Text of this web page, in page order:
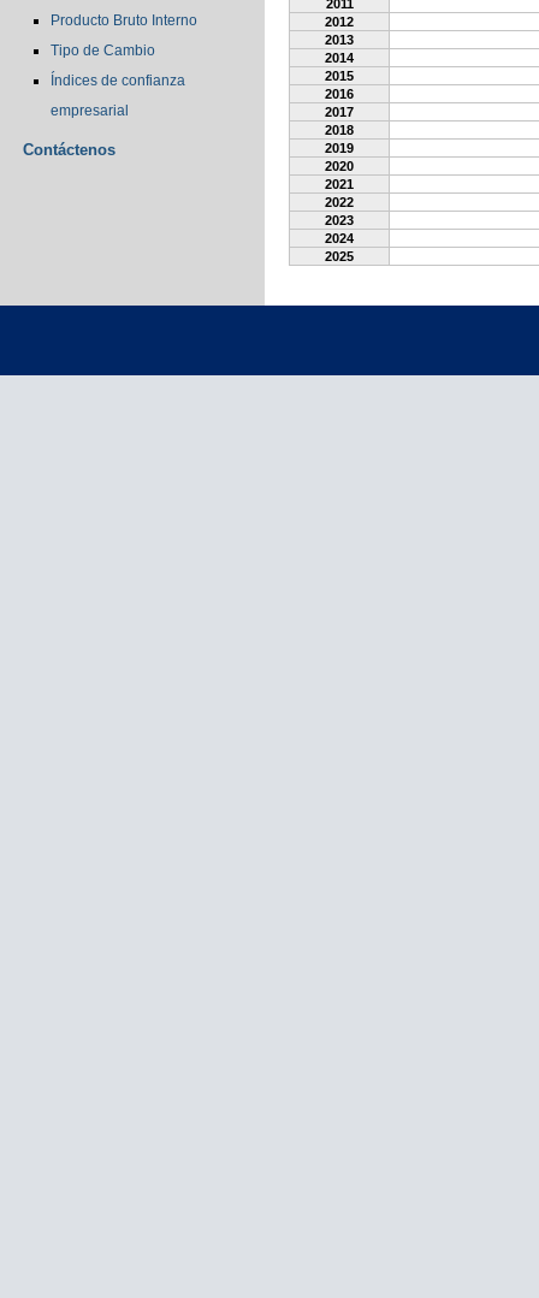
Producto Bruto Interno
Tipo de Cambio
Índices de confianza
empresarial
Contáctenos
2011
2012
2013
2014
2015
2016
2017
2018
2019
2020
2021
2022
2023
2024
2025